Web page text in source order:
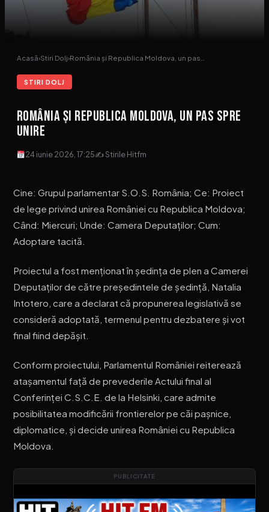
Acasă›Stiri Dolj›România și Republica Moldova, un pas…
STIRI DOLJ
România și Republica Moldova, un pas spre
unire
24 iunie 2026, 17:25✍ Stirile Hitfm
Cine: Grupul parlamentar S.O.S. România; Ce: Proiect
de lege privind unirea României cu Republica Moldova;
Când: Miercuri; Unde: Camera Deputaților; Cum:
Adoptare tacită.
Proiectul a fost menționat în ședința de plen a Camerei
Deputaților de către președintele de ședință, Natalia
Intotero, care a declarat că propunerea legislativă se
consideră adoptată, termenul pentru dezbatere și vot
final fiind depășit.
Conform proiectului, Parlamentul României reiterează
atașamentul față de prevederile Actului final al
Conferinței C.S.C.E. de la Helsinki, care admite
posibilitatea modificării frontierelor pe căi pașnice,
diplomatice, și decide unirea României cu Republica
Moldova.
PUBLICITATE